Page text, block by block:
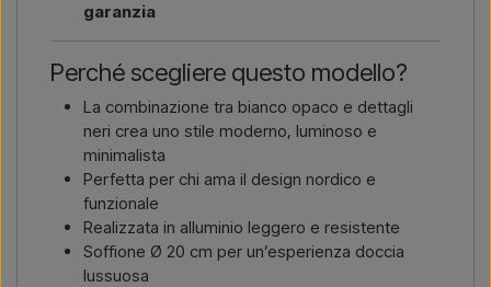
garanzia
Perché scegliere questo modello?
La combinazione tra bianco opaco e dettagli
neri crea uno stile moderno, luminoso e
minimalista
Perfetta per chi ama il design nordico e
funzionale
Realizzata in alluminio leggero e resistente
Soffione Ø 20 cm per un’esperienza doccia
lussuosa